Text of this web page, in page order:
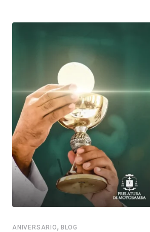
ANIVERSARIO, BLOG